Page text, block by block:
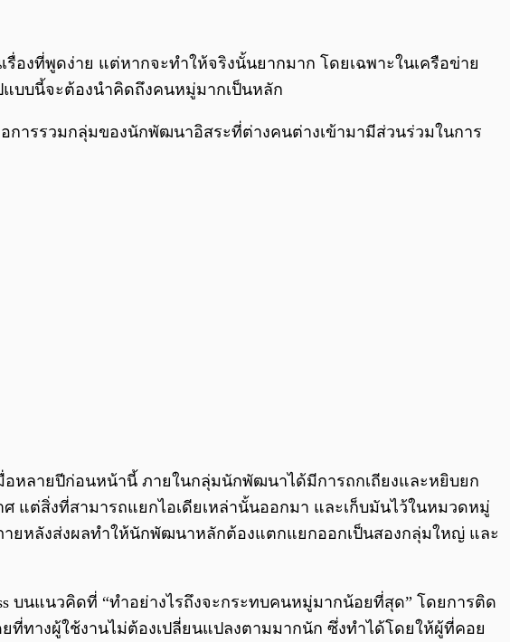
องที่พูดง่าย แต่หากจะทำให้จริงนั้นยากมาก โดยเฉพาะในเครือข่าย
ปแบบนี้จะต้องนำคิดถึงคนหมู่มากเป็นหลัก
การรวมกลุ่มของนักพัฒนาอิสระที่ต่างคนต่างเข้ามามีส่วนร่วมในการ
หลายปีก่อนหน้านี้ ภายในกลุ่มนักพัฒนาได้มีการถกเถียงและหยิบยก
แต่สิ่งที่สามารถแยกไอเดียเหล่านั้นออกมา และเก็บมันไว้ในหมวดหมู่
ายหลังส่งผลทำให้นักพัฒนาหลักต้องแตกแยกออกเป็นสองกลุ่มใหญ่ และ
บนแนวคิดที่ “ทำอย่างไรถึงจะกระทบคนหมู่มากน้อยที่สุด” โดยการติด
ที่ทางผู้ใช้งานไม่ต้องเปลี่ยนแปลงตามมากนัก ซึ่งทำได้โดยให้ผู้ที่คอย